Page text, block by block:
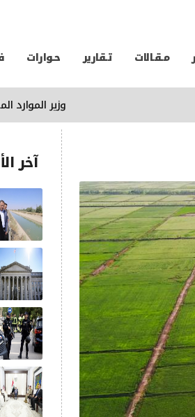
مـقـالات تـقارير حـوارات
وزير الموارد
آخر